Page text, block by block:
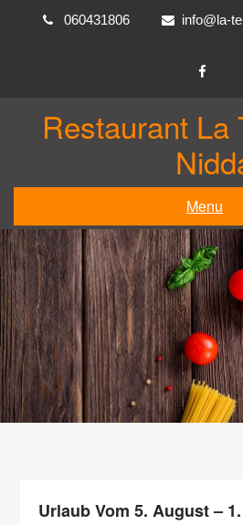
060431806 info@la-
Restaurant La
Menu
Urlaub Vom 5. August –